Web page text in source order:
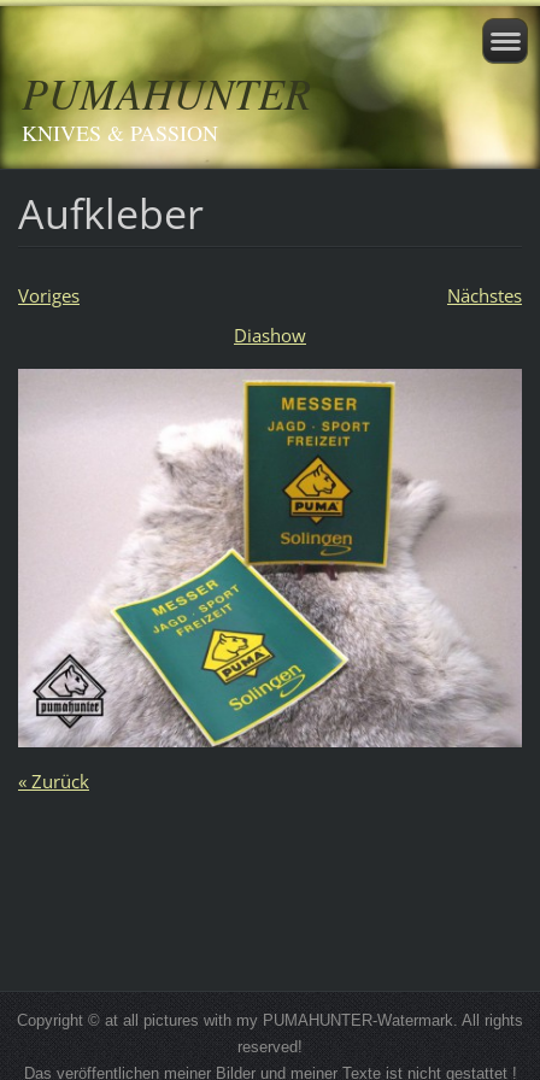
PUMAHUNTER
KNIVES & PASSION
Aufkleber
Voriges
Nächstes
Diashow
« Zurück
Copyright © at all pictures with my PUMAHUNTER-Watermark. All rights
reserved!
Das veröffentlichen meiner Bilder und meiner Texte ist nicht gestattet !